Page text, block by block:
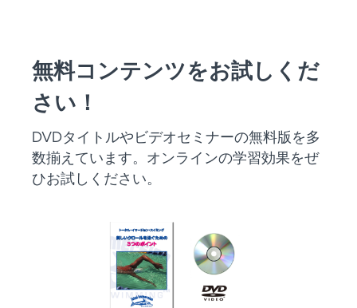
無料コンテンツをお試しくだ
さい！
DVDタイトルやビデオセミナーの無料版を多
数揃えています。オンラインの学習効果をぜ
ひお試しください。